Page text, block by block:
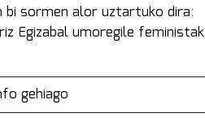
bi sormen alor uztartuko dira:
Egizabal umoregile feministak
gehiago